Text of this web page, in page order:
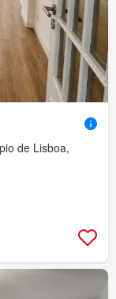
de Lisboa,